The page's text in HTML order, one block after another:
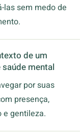
las sem medo de
de um
mental
por suas
presença,
e gentileza.